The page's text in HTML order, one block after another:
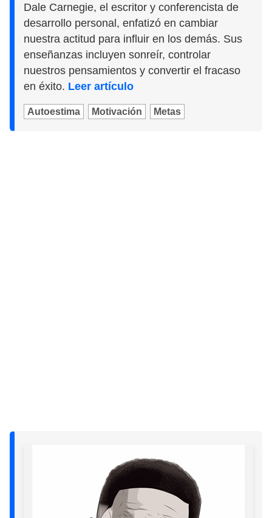
Dale Carnegie, el escritor y conferencista de
desarrollo personal, enfatizó en cambiar
nuestra actitud para influir en los demás. Sus
enseñanzas incluyen sonreír, controlar
nuestros pensamientos y convertir el fracaso
en éxito. Leer artículo
Autoestima Motivación Metas